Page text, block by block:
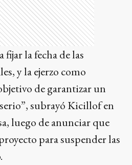
la fecha de las
y la ejerzo como
de garantizar un
subrayó Kicillof en
luego de anunciar que
para suspender las